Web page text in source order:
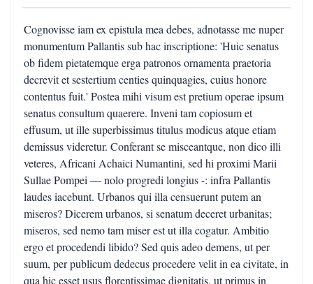
Cognovisse iam ex epistula mea debes, adnotasse me nuper
monumentum Pallantis sub hac inscriptione: 'Huic senatus
ob fidem pietatemque erga patronos ornamenta praetoria
decrevit et sestertium centies quinquagies, cuius honore
contentus fuit.' Postea mihi visum est pretium operae ipsum
senatus consultum quaerere. Inveni tam copiosum et
effusum, ut ille superbissimus titulus modicus atque etiam
demissus videretur. Conferant se misceantque, non dico illi
veteres, Africani Achaici Numantini, sed hi proximi Marii
Sullae Pompei — nolo progredi longius -: infra Pallantis
laudes iacebunt. Urbanos qui illa censuerunt putem an
miseros? Dicerem urbanos, si senatum deceret urbanitas;
miseros, sed nemo tam miser est ut illa cogatur. Ambitio
ergo et procedendi libido? Sed quis adeo demens, ut per
suum, per publicum dedecus procedere velit in ea civitate, in
qua hic esset usus florentissimae dignitatis, ut primus in